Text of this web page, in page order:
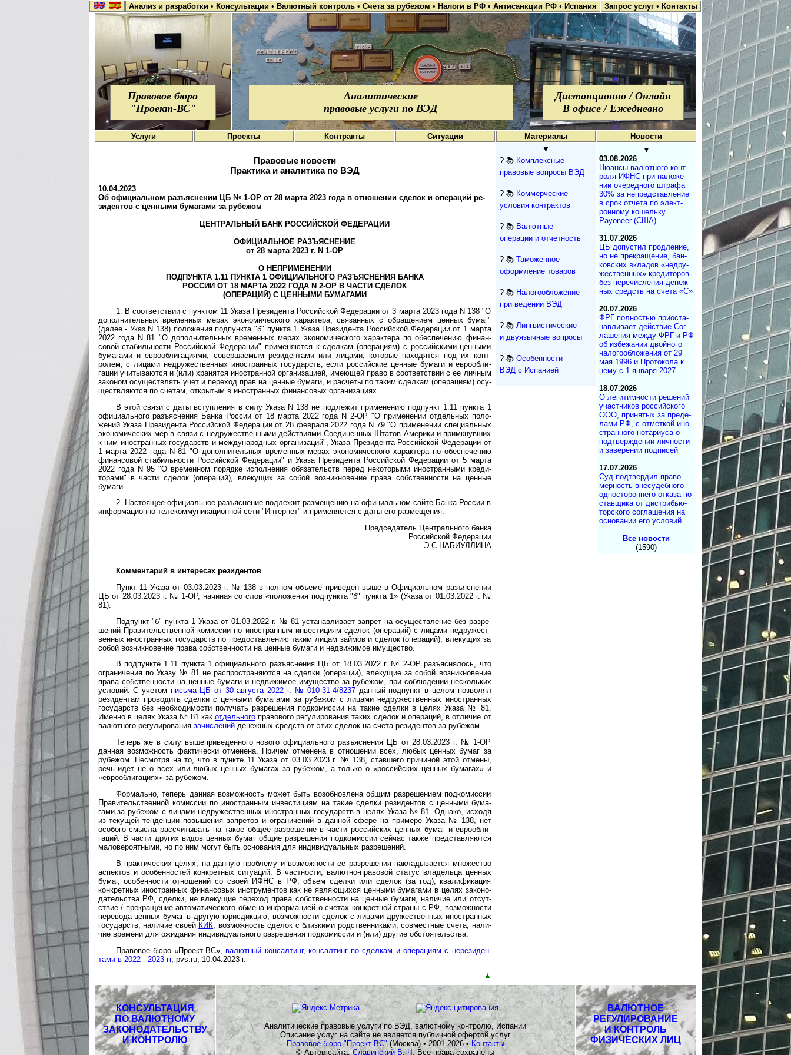
Анализ и разработки • Консультации • Валютный контроль • Счета за рубежом • Налоги в РФ • Антисанкции РФ • Испания Запрос услуг • Контакты
Правовое бюро
"Проект-ВС"
Аналитические
правовые услуги по ВЭД
Дистанционно / Онлайн
В офисе / Ежедневно
Услуги Проекты Контракты Ситуации Материалы Новости
Правовые новости
Практика и аналитика по ВЭД
10.04.2023
Об официальном разъ­яс­не­нии ЦБ № 1-ОР от 28 мар­та 2023 го­да в от­но­ше­нии сде­лок и опе­ра­ций ре­
зи­ден­тов с цен­ны­ми бу­ма­га­ми за рубежом
ЦЕНТРАЛЬНЫЙ БАНК РОССИЙСКОЙ ФЕДЕРАЦИИ
ОФИЦИАЛЬНОЕ РАЗЪЯСНЕНИЕ
от 28 марта 2023 г. N 1-ОР
О НЕПРИМЕНЕНИИ
ПОДПУНКТА 1.11 ПУНКТА 1 ОФИЦИАЛЬНОГО РАЗЪЯСНЕНИЯ БАНКА
РОССИИ ОТ 18 МАРТА 2022 ГОДА N 2-ОР В ЧАСТИ СДЕЛОК
(ОПЕРАЦИЙ) С ЦЕННЫМИ БУМАГАМИ
1. В соответствии с пунктом 11 Указа Президента Россий­ской Феде­рации от 3 марта 2023 года N 138 "О
допол­нитель­ных вре­мен­ных мерах эконо­мичес­кого харак­тера, свя­зан­ных с обра­ще­нием цен­ных бумаг"
(далее - Указ N 138) поло­жения под­пункта "б" пункта 1 Указа Прези­дента Россий­ской Феде­рации от 1 марта
2022 года N 81 "О допол­нитель­ных вре­мен­ных мерах эко­номи­чес­кого харак­тера по обеспе­чению финан­
совой ста­биль­ности Россий­ской Феде­рации" приме­ня­ются к сделкам (опера­циям) с рос­сий­скими цен­ными
бума­гами и евро­обли­га­ци­ями, совер­шае­мым рези­ден­тами или лицами, которые нахо­дятся под их конт­
ролем, с лицами недру­жест­венных ино­стран­ных госу­дарств, если рос­сий­ские цен­ные бумаги и евро­обли­
гации учиты­ваются и (или) хра­нятся ино­ст­ран­ной орга­низа­цией, име­ющей право в соот­вет­ствии с ее лич­ным
зако­ном осу­щест­влять учет и пере­ход прав на цен­ные бумаги, и рас­четы по таким сдел­кам (опера­циям) осу­
щест­вля­ются по счетам, откры­тым в ино­ст­ран­ных финан­совых орга­низа­циях.
В этой связи с даты вступления в силу Указа N 138 не подле­жит приме­нению под­пункт 1.11 пункта 1
офици­аль­ного разъяс­нения Банка России от 18 марта 2022 года N 2-ОР "О приме­нении отдель­ных поло­
жений Указа Прези­дента Россий­ской Феде­рации от 28 фев­раля 2022 года N 79 "О приме­нении специ­аль­ных
эконо­мичес­ких мер в связи с недру­жест­вен­ными дейст­виями Соеди­нен­ных Штатов Америки и примк­нувших
к ним ино­ст­ран­ных госу­дарств и между­народ­ных орга­низа­ций", Указа Прези­дента Россий­ской Феде­рации от
1 марта 2022 года N 81 "О допол­ни­тель­ных времен­ных мерах эконо­мичес­кого харак­тера по обеспе­чению
финан­совой стабиль­ности Россий­ской Феде­рации" и Указа Прези­дента Россий­ской Феде­рации от 5 марта
2022 года N 95 "О времен­ном порядке испол­нения обяза­тельств перед неко­торыми ино­ст­ран­ными креди­
торами" в части сделок (опера­ций), влеку­щих за собой возник­но­вение права собст­вен­ности на цен­ные
бумаги.
2. Настоящее официальное разъяснение подлежит разме­щению на офици­альном сайте Банка Рос­сии в
инфор­маци­онно-­теле­комму­ника­цион­ной сети "Интер­нет" и приме­няется с даты его размещения.
Председатель Центрального банка
Российской Федерации
Э.С.НАБИУЛЛИНА
Комментарий в интересах резидентов
Пункт 11 Указа от 03.03.2023 г. № 138 в полном объеме приве­ден выше в Офици­альном разъяс­нении
ЦБ от 28.03.2023 г. № 1-ОР, начи­ная со слов «поло­жения под­пункта "б" пункта 1» (Указа от 01.03.2022 г. №
81).
Подпункт "б" пункта 1 Указа от 01.03.2022 г. № 81 уста­нав­ли­вает зап­рет на осу­ществ­ление без раз­ре­
шений Прави­тель­ст­вен­ной комис­сии по ино­ст­ран­ным инвес­тициям сделок (опера­ций) с лицами недру­жест­
вен­ных ино­ст­ран­ных госу­дарств по предо­став­лению таким лицам займов и сделок (опера­ций), влеку­щих за
собой возник­но­вение права собст­вен­ности на цен­ные бумаги и недви­жимое иму­щество.
В подпункте 1.11 пункта 1 официального разъяс­нения ЦБ от 18.03.2022 г. № 2-ОР разъяс­нялось, что
огра­ниче­ния по Указу № 81 не распро­стра­няются на сделки (опера­ции), влеку­щие за собой возник­нове­ние
права собст­вен­ности на цен­ные бумаги и недви­жимое иму­щество за рубежом, при соблю­дении несколь­ких
условий. С учетом письма ЦБ от 30 августа 2022 г. № 010-31-4/8237данный под­пункт в целом позво­лял
рези­дентам прово­дить сделки с цен­ными бума­гами за рубежом с лицами недру­жест­вен­ных ино­ст­ран­ных
госу­дарств без необхо­ди­мости полу­чать разре­шения под­комис­сии на такие сделки в целях Указа № 81.
Именно в целях Указа № 81 как отдельногоправо­вого регу­лиро­вания таких сделок и опера­ций, в отличие от
валют­ного регу­лиро­вания зачи­сленийденеж­ных средств от этих сделок на счета рези­дентов за рубежом.
Теперь же в силу вышеприведенного нового официального разъяс­нения ЦБ от 28.03.2023 г. № 1-ОР
данная возмож­ность факти­чески отменена. Причем отменена в отно­шении всех, любых цен­ных бумаг за
рубе­жом. Несмотря на то, что в пункте 11 Указа от 03.03.2023 г. № 138, став­шего причи­ной этой отмены,
речь идет не о всех или любых цен­ных бума­гах за рубе­жом, а только о «россий­ских цен­ных бума­гах» и
«евро­обли­га­циях» за рубежом.
Формально, теперь данная возможность может быть возобнов­лена общим разре­шением подко­миссии
Прави­тель­ст­вен­ной комис­сии по ино­ст­ран­ным инвес­тициям на такие сделки рези­дентов с цен­ными бума­
гами за рубежом с лицами недру­жест­вен­ных ино­ст­ран­ных госу­дарств в целях Указа № 81. Однако, исходя
из теку­щей тен­денции повыше­ния зап­ретов и ограни­чений в дан­ной сфере на примере Указа № 138, нет
особого смысла рассчи­тывать на такое общее разре­шение в части россий­ских цен­ных бумаг и евро­обли­
гаций. В части других видов цен­ных бумаг общие разре­шения подко­миссии сейчас также пред­став­ляются
мало­ве­роят­ными, но по ним могут быть осно­вания для инди­виду­аль­ных разре­шений.
В практических целях, на данную проблему и возможности ее разре­шения накла­дыва­ется множе­ство
аспек­тов и особен­ностей конк­рет­ных ситу­аций. В част­ности, валютно-­пра­вовой статус владе­льца цен­ных
бумаг, особен­ности отно­шений со своей ИФНС в РФ, объем сделки или сделок (за год), квали­фика­ция
конкрет­ных ино­ст­ран­ных финан­совых инстру­ментов как не являю­щихся цен­ными бума­гами в целях законо­
да­тель­ства РФ, сделки, не вле­кущие пере­ход права собст­вен­ности на цен­ные бумаги, наличие или отсут­
ствие / пре­кра­щение автома­тичес­кого обмена инфор­мацией о счетах конк­рет­ной страны с РФ, возмож­ности
пере­вода ценных бумаг в другую юрис­дикцию, возмож­ности сделок с лицами дружест­венных ино­ст­ран­ных
госу­дарств, наличие своей КИК , возмож­ность сделок с близ­кими род­ствен­ни­ками, совмест­ные счета, нали­
чие вре­мени для ожида­ния индиви­дуаль­ного разре­шения подкомис­сии и (или) другие обсто­ятельства.
Правовое бюро «Проект-ВС»,валютный консалтинг, консалтинг по сдел­кам и опе­ра­ци­ям с нере­зи­ден­
тами в 2022 - 2023 гг, pvs.ru, 10.04.2023 г.
▲
▼
? 📚 Комплексные
правовые вопросы ВЭД
? 📚 Коммерческие
условия контрактов
? 📚 Валютные
операции и отчетность
? 📚 Таможенное
оформление товаров
? 📚 Налогообложение
при ведении ВЭД
? 📚 Лингвистические
и двуязычные вопросы
? 📚 Особенности
ВЭД с Испанией
▼
03.08.2026
Нюансы валют­но­го кон­т­
ро­ля ИФНС при на­ло­же­
нии оче­ре­д­но­го штра­фа
30% за не­пред­с­та­в­ле­ние
в срок от­че­та по эле­к­т­
рон­но­му ко­ше­ль­ку
Payoneer (США)
31.07.2026
ЦБ допустил продле­ние,
но не пре­кра­ще­ние, бан­
ков­ских вкла­дов «не­дру­
же­ст­вен­ных» кре­ди­то­ров
без пе­ре­чис­ле­ния де­не­ж­
ных средств на сче­та «С»
20.07.2026
ФРГ полностью при­ос­та­
на­в­ли­ва­ет дей­ст­вие Со­г­
ла­ше­ния меж­ду ФРГ и РФ
об из­бе­жа­нии двой­но­го
на­ло­го­об­ло­же­ния от 29
мая 1996 и Про­то­ко­ла к
нему с 1 ян­ва­ря 2027
18.07.2026
О легитимности ре­ше­ний
участ­ни­ков рос­сий­ско­го
ООО, при­ня­тых за пре­де­
ла­ми РФ, с от­мет­кой ино­
ст­ран­но­го но­та­ри­у­са о
под­т­вер­ж­де­нии лич­но­с­ти
и за­ве­ре­нии под­писей
17.07.2026
Суд под­твер­дил пра­во­
мер­ность вне­су­деб­ного
од­но­сто­рон­не­го от­ка­за по­
с­тав­щика от дист­ри­бь­ю­
тор­с­ко­го со­г­ла­ше­ния на
ос­но­ва­нии его ус­ло­вий
Все новости
(1590)
КОНСУЛЬТАЦИЯ
ПО ВАЛЮТНОМУ
ЗАКОНОДАТЕЛЬСТВУ
И КОНТРОЛЮ
Аналитические правовые услуги по ВЭД, валютному контролю, Испании
Описание услуг на сайте не является публичной офертой услуг
Правовое бюро "Проект-ВС"(Москва) • 2001-2026 • Контакты
© Автор сайта:Славинский В. Ч.Все права сохранены
ВАЛЮТНОЕ
РЕГУЛИРОВАНИЕ
И КОНТРОЛЬ
ФИЗИЧЕСКИХ ЛИЦ